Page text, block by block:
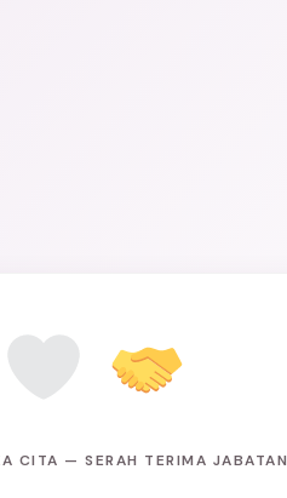
CITA — SERAH TERIMA JABATAN